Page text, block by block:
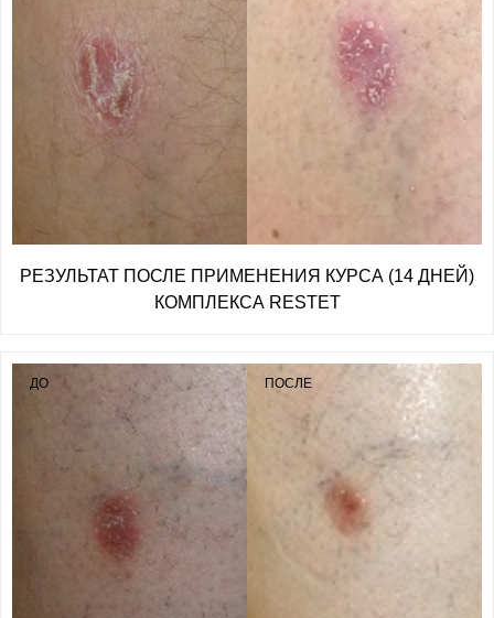
РЕЗУЛЬТАТ ПОСЛЕ ПРИМЕНЕНИЯ КУРСА (14 ДНЕЙ)
КОМПЛЕКСА RESTET
ДО ПОСЛЕ